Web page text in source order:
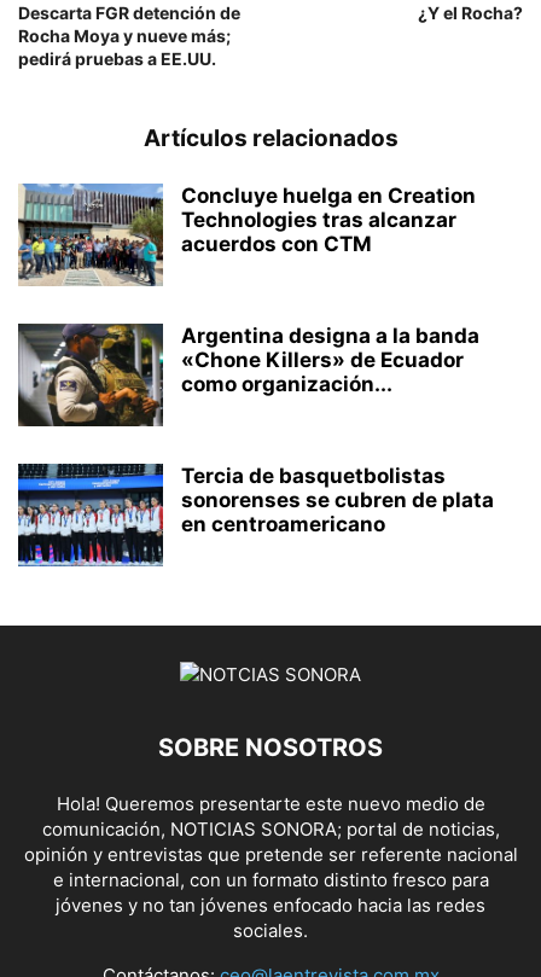
Descarta FGR detención de
Rocha Moya y nueve más;
pedirá pruebas a EE.UU.
¿Y el Rocha?
Artículos relacionados
Concluye huelga en Creation
Technologies tras alcanzar
acuerdos con CTM
Argentina designa a la banda
«Chone Killers» de Ecuador
como organización...
Tercia de basquetbolistas
sonorenses se cubren de plata
en centroamericano
SOBRE NOSOTROS
Hola! Queremos presentarte este nuevo medio de
comunicación, NOTICIAS SONORA; portal de noticias,
opinión y entrevistas que pretende ser referente nacional
e internacional, con un formato distinto fresco para
jóvenes y no tan jóvenes enfocado hacia las redes
sociales.